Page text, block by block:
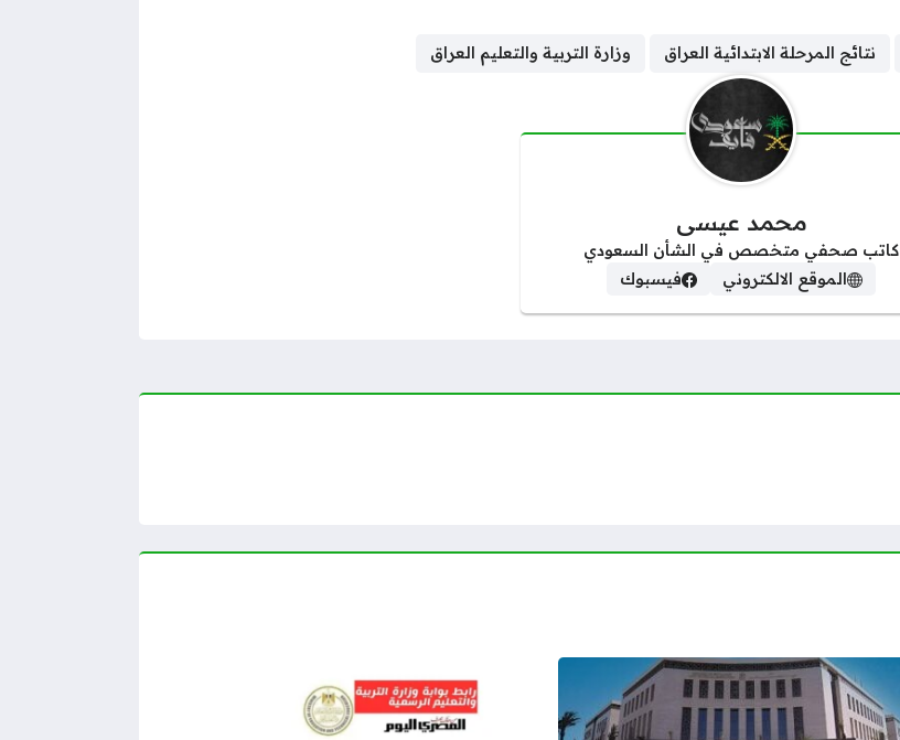
نتائج المرحلة الابتدائية العراق وزارة التربية والتعليم العراق
محمد عيسى
كاتب صحفي متخصص في الشأن السعودي
الموقع الالكتروني
فيسبوك